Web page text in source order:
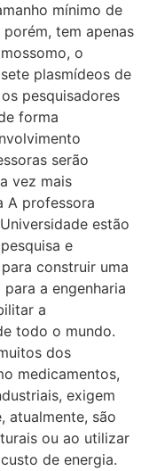
mínimo de
porém, tem apenas
o
plasmídeos de
pesquisadores
forma
serão
vez mais
A professora
estão
e
construir uma
a engenharia
a
todo o mundo.
dos
medicamentos,
exigem
atualmente, são
ou ao utilizar
de energia.